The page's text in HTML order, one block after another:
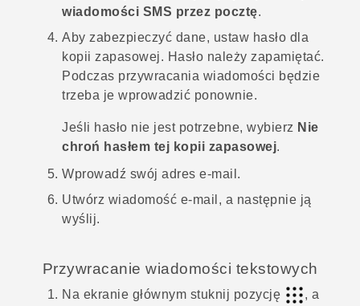
wiadomości SMS przez pocztę.
Aby zabezpieczyć dane, ustaw hasło dla
kopii zapasowej. Hasło należy zapamiętać.
Podczas przywracania wiadomości będzie
trzeba je wprowadzić ponownie.
Jeśli hasło nie jest potrzebne, wybierz Nie
chroń hasłem tej kopii zapasowej.
Wprowadź swój adres e-mail.
Utwórz wiadomość e-mail, a następnie ją
wyślij.
Przywracanie wiadomości tekstowych
Na ekranie głównym stuknij pozycję
, a